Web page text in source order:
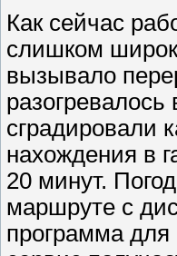
Как сейчас
слишком
вызывало
сградировали
нахождения в
20 минут.
маршруте с
программа